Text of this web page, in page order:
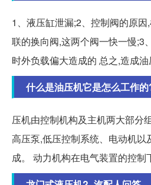
1、液压缸泄漏;2、控制阀的原
联的换向阀,这两个阀一快一慢;3
时外负载偏大造成的 总之,造成
什么是油压机它是怎么工作的
压机由控制机构及主机两大部分
高压泵,低压控制系统、电动机以
成。 动力机构在电气装置的控制